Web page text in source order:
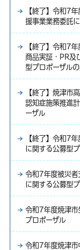
【終了】令和7
援事業業務委託
【終了】令和7
商品実証・PR及
型プロポーザル
【終了】焼津市
認知症施策推進
ーザル
【終了】令和7
に関する公募型
令和7年度被災者
に関する公募型
令和7年度焼津市
プロポーザル
令和7年度焼津市